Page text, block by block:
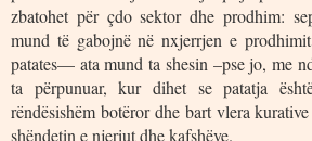
zbatohet për çdo sektor dhe prodhim:
mund të gabojnë në nxjerrjen e
patates— ata mund ta shesin –pse jo, me
ta përpunuar, kur dihet se patatja
rëndësishëm botëror dhe bart vlera
shëndetin e njeriut dhe kafshëve.